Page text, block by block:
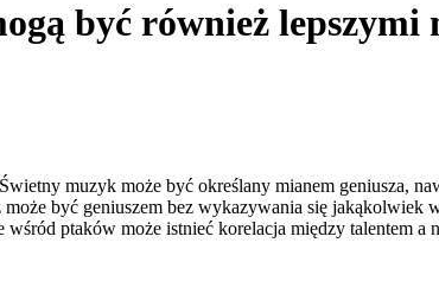
być również
muzyk może być określany mianem geniusza,
być geniuszem bez wykazywania się jakąkolwiek
ptaków może istnieć korelacja między talentem a